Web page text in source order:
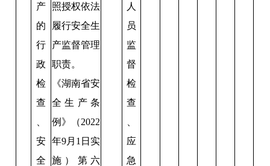
产
的
行
政
检
查
安
全
照授权依法
履行安全生
产监督管理
职责。
《湖南省安
全生产条
例》（2022
年9月1日实
施）第六
人
员
监
督
检
查
应
急